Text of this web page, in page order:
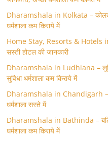
Dharamshala in Kolkata –
धर्मशाला कम किराये में
Home Stay, Resorts & Hotels
सस्ती होटल की जानकारी
Dharamshala in Ludhiana –
सुविधा धर्मशाला कम किराये में
Dharamshala in Chandigarh –
धर्मशाला सस्ते में
Dharamshala in Bathinda –
धर्मशाला कम किराये में